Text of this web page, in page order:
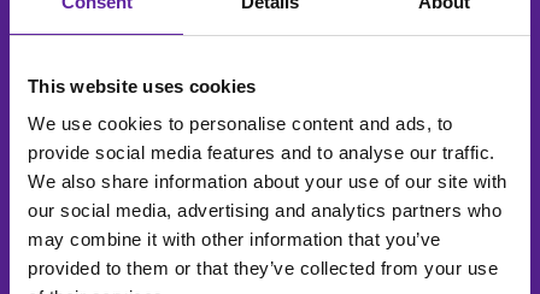
This website uses cookies
We use cookies to personalise content and ads, to
provide social media features and to analyse our traffic.
We also share information about your use of our site with
our social media, advertising and analytics partners who
may combine it with other information that you’ve
provided to them or that they’ve collected from your use
Telefonnummer
itm8 beskytter dit privatliv og bruger kun dine oplysninger til at